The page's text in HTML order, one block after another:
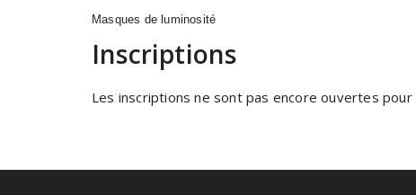
Masques de luminosité
Inscriptions
Les inscriptions ne sont pas encore ouvertes